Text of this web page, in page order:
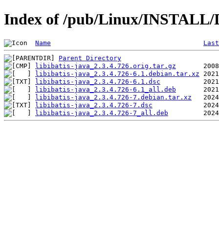
Index of /pub/Linux/
Name
Parent Directory
libibatis-java_2.3.4.726.orig.tar.gz
libibatis-java_2.3.4.726-6.1.debian.tar.xz
libibatis-java_2.3.4.726-6.1.dsc
libibatis-java_2.3.4.726-6.1_all.deb
libibatis-java_2.3.4.726-7.debian.tar.xz
libibatis-java_2.3.4.726-7.dsc
libibatis-java_2.3.4.726-7_all.deb